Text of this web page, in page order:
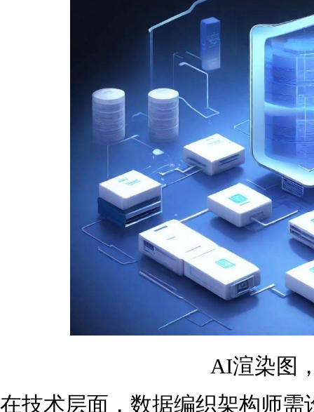
AI渲染图
在技术层面，数据编织架构师